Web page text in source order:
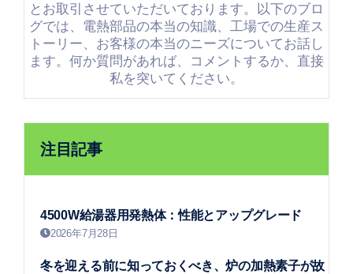
とお取引させていただいております。以下のブロ
グでは、電熱部品の本当の知識、工場での生産ス
トーリー、お客様の本当のニーズについてお話し
ます。何か質問があれば、コメントするか、直接
私を突いてください。
注目記事
4500W給湯器用発熱体：性能とアップグレード
2026年7月28日
冬を迎える前に知っておくべき、炉の加熱素子が故